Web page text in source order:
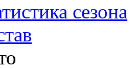
сезона